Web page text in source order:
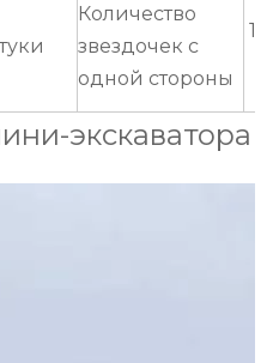
Количество
звездочек с
одной стороны
1
экскаватора